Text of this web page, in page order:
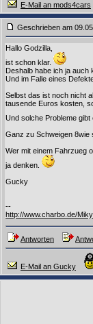
E-Mail an mods4cars
Geschrieben am
Hallo Godzilla,
ist schon klar.
Deshalb habe ich ja auch
Und im Falle eines
Selbst das ist noch nicht
tausende Euros kosten,
Und solche Probleme
Ganz zu Schweigen 8wie
Wer mit einem Fahrzueg
ja denken.
Gucky
--
http://www.charbo.de/Miky
Antworten
E-Mail an Gucky